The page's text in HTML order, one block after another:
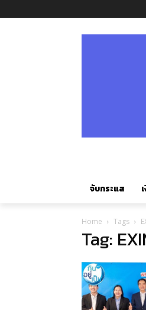
จับกระแส
Home Tags
Tag: